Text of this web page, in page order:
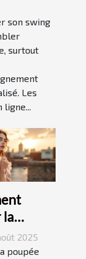
ligne
son swing
surtout
Les
la
pour
2025
poupée